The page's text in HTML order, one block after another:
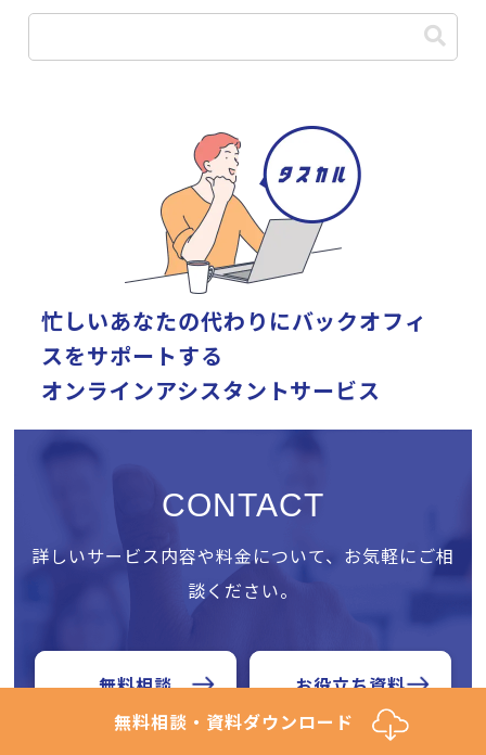
忙しいあなたの代わりにバックオフィ
スをサポートする
オンラインアシスタントサービス
CONTACT
詳しいサービス内容や料金について、お気軽にご相
談ください。
無料相談
お役立ち資料
無料相談・資料ダウンロード